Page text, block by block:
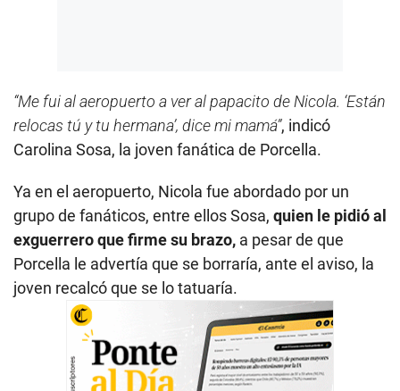
“Me fui al aeropuerto a ver al papacito de Nicola. ‘Están
relocas tú y tu hermana’, dice mi mamá”, indicó
Carolina Sosa, la joven fanática de Porcella.
Ya en el aeropuerto, Nicola fue abordado por un
grupo de fanáticos, entre ellos Sosa, quien le pidió al
exguerrero que firme su brazo, a pesar de que
Porcella le advertía que se borraría, ante el aviso, la
joven recalcó que se lo tatuaría.